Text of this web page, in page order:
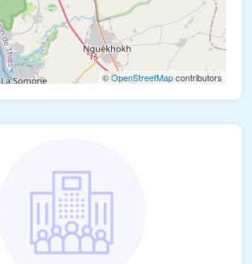
©OpenStreetMapcontributors